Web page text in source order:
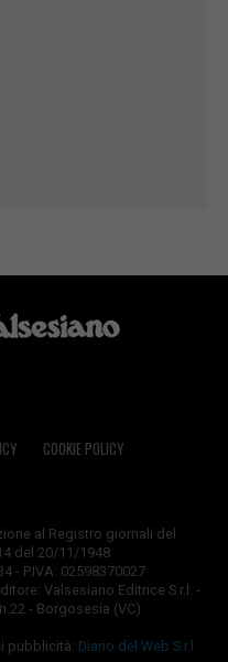
COOKIE POLICY
al Registro giornali del
del 20/11/1948
- P.IVA: 02598370027
Valsesiano Editrice S.r.l. -
- Borgosesia (VC)
pubblicità: Diario del Web S.r.l.